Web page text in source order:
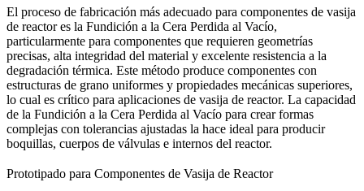
El proceso de fabricación más adecuado para componentes de vasija
de reactor es la Fundición a la Cera Perdida al Vacío,
particularmente para componentes que requieren geometrías
precisas, alta integridad del material y excelente resistencia a la
degradación térmica. Este método produce componentes con
estructuras de grano uniformes y propiedades mecánicas superiores,
lo cual es crítico para aplicaciones de vasija de reactor. La capacidad
de la Fundición a la Cera Perdida al Vacío para crear formas
complejas con tolerancias ajustadas la hace ideal para producir
boquillas, cuerpos de válvulas e internos del reactor.
Prototipado para Componentes de Vasija de Reactor